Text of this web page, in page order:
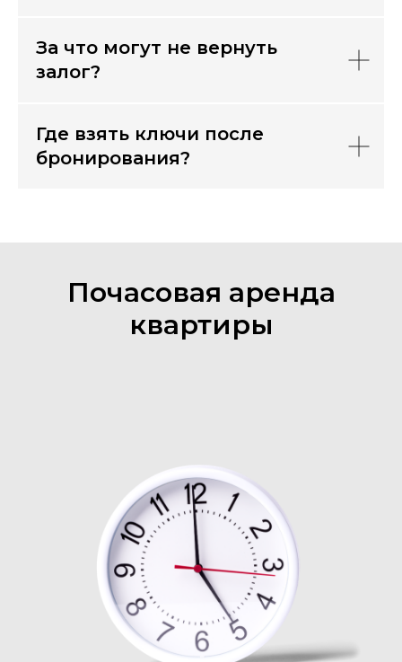
За что могут не вернуть
залог?
Где взять ключи после
бронирования?
Почасовая аренда
квартиры